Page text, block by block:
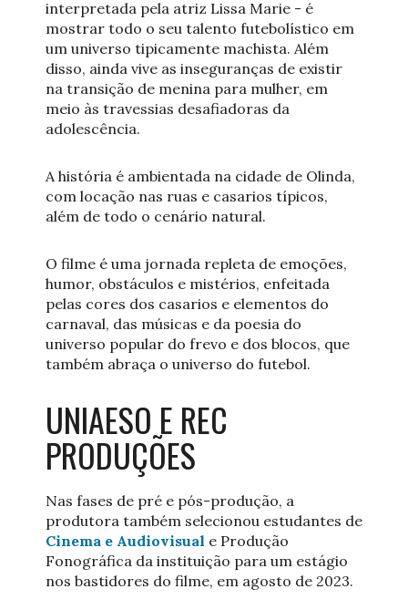
interpretada pela atriz Lissa Marie - é
mostrar todo o seu talento futebolístico em
um universo tipicamente machista. Além
disso, ainda vive as inseguranças de existir
na transição de menina para mulher, em
meio às travessias desafiadoras da
adolescência.
A história é ambientada na cidade de Olinda,
com locação nas ruas e casarios típicos,
além de todo o cenário natural.
O filme é uma jornada repleta de emoções,
humor, obstáculos e mistérios, enfeitada
pelas cores dos casarios e elementos do
carnaval, das músicas e da poesia do
universo popular do frevo e dos blocos, que
também abraça o universo do futebol.
UNIAESO E REC
PRODUÇÕES
Nas fases de pré e pós-produção, a
produtora também selecionou estudantes de
Cinema e Audiovisual e Produção
Fonográfica da instituição para um estágio
nos bastidores do filme, em agosto de 2023.